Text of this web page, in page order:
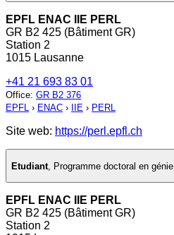
EPFL ENAC IIE PERL
GR B2 425 (Bâtiment GR)
Station 2
1015 Lausanne
+41 21 693 83 01
Office: GR B2 376
EPFL › ENAC › IIE › PERL
Site web: https://perl.epfl.ch
Etudiant Programme doctoral en
EPFL ENAC IIE PERL
GR B2 425 (Bâtiment GR)
Station 2